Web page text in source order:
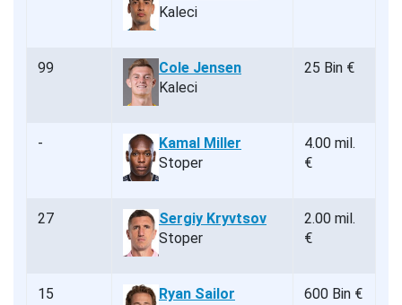
Kaleci
99
Cole Jensen
Kaleci
25 Bin €
-
Kamal Miller
Stoper
4.00 mil.
€
27
Sergiy Kryvtsov
Stoper
2.00 mil.
€
15 Ryan Sailor 600 Bin €